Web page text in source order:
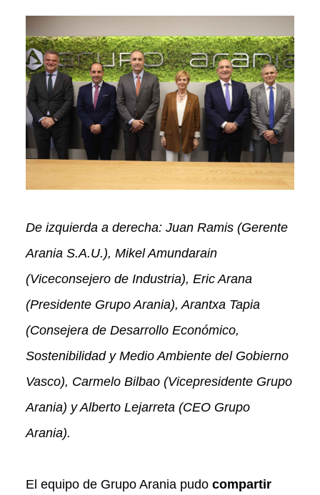
De izquierda a derecha: Juan Ramis (Gerente
Arania S.A.U.), Mikel Amundarain
(Viceconsejero de Industria), Eric Arana
(Presidente Grupo Arania), Arantxa Tapia
(Consejera de Desarrollo Económico,
Sostenibilidad y Medio Ambiente del Gobierno
Vasco), Carmelo Bilbao (Vicepresidente Grupo
Arania) y Alberto Lejarreta (CEO Grupo
Arania).
El equipo de Grupo Arania pudo compartir